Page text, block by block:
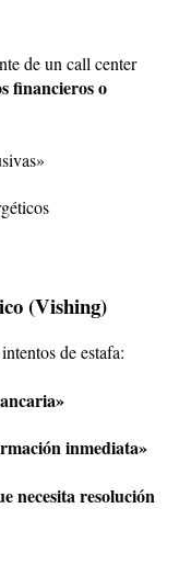
de un call center
financieros o
(Vishing)
de estafa:
inmediata»
necesita resolución